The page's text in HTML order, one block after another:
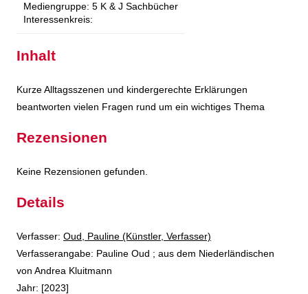
Mediengruppe: 5 K & J Sachbücher
Interessenkreis:
Inhalt
Kurze Alltagsszenen und kindergerechte Erklärungen
beantworten vielen Fragen rund um ein wichtiges Thema
Rezensionen
Keine Rezensionen gefunden.
Details
Verfasser: Suche nach diesem Verfasser
Oud, Pauline (Künstler, Verfasser)
Verfasserangabe: Pauline Oud ; aus dem Niederländischen
von Andrea Kluitmann
Jahr: [2023]